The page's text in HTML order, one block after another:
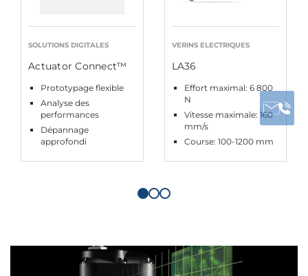
SOLUTIONS DIGITALES
Actuator Connect™
Prototypage flexible
Analyse des
performances
Dépannage
approfondi
VERINS ELECTRIQUES
LA36
Effort maximal: 6 800
N
Vitesse maximale: 160
mm/s
Course: 100-1200 mm